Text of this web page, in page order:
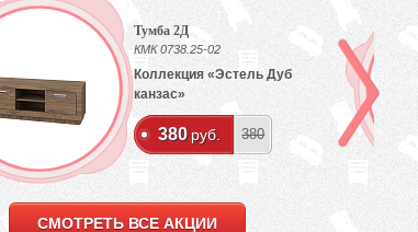
Тумба 2Д
КМК 0738.25-02
Коллекция «Эстель Дуб
канзас»
380 руб. 380
СМОТРЕТЬ ВСЕ АКЦИИ